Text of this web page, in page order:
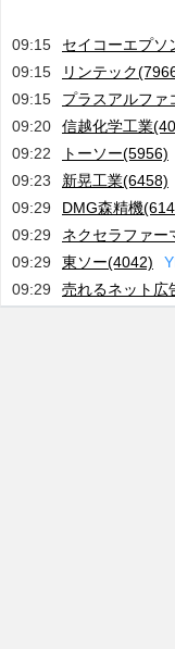
09:15 セイコーエプソ
09:15
リンテック
09:15
プラスアルファ
09:20
信越化学工業
09:22
トーソー(5956)
09:23
新晃工業(6458)
09:29
DMG森精機
09:29
ネクセラファー
09:29
東ソー(4042) Y
09:29
売れるネット広